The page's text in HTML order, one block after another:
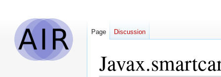
Page Discussion